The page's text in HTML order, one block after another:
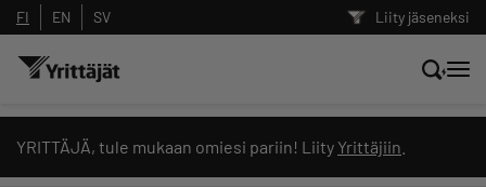
Liity jäseneksi
FI EN SV
YRITTÄJÄ, tule mukaan omiesi pariin! Liity Yrittäjiin
Hae sivustolta tai kysy suoraan
Yrittäjien tekoälyltä